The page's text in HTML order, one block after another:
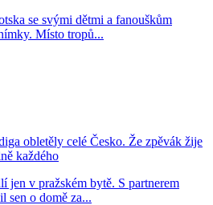
se svými dětmi a fanouškům
Místo tropů...
obletěly celé Česko. Že zpěvák žije
každého
jen v pražském bytě. S partnerem
sen o domě za...